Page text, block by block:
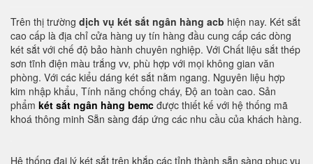
Trên thị trường dịch vụ két sắt ngân hàng acb hiện nay. Két sắt
cao cấp là địa chỉ cửa hàng uy tín hàng đầu cung cấp các dòng
két sắt với chế độ bảo hành chuyên nghiệp. Với Chất liệu sắt thép
sơn tĩnh điện màu trắng vv, phù hợp với mọi không gian văn
phòng. Với các kiểu dáng két sắt nằm ngang. Nguyên liệu hợp
kim nhập khẩu, Tính năng chống cháy, Độ an toàn cao. Sản
phẩm két sắt ngân hàng bemc được thiết kế với hệ thống mã
khoá thông minh Sẵn sàng đáp ứng các nhu cầu của khách hàng.
Hệ thống đại lý két sắt trên khắp các tỉnh thành sẵn sàng phục vụ